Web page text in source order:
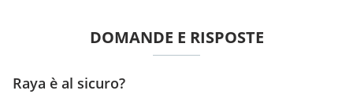
DOMANDE E RISPOSTE
Raya è al sicuro?